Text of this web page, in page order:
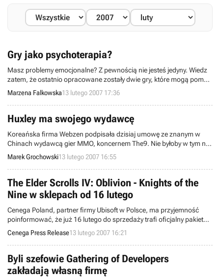
Gry jako psychoterapia?
Masz problemy emocjonalne? Z pewnością nie jesteś jedyny. Wiedz
zatem, że ostatnio opracowane zostały dwie gry, które mogą pomóc
ci w poradzeniu sobie z nimi. Niemożliwe? Głupie? Fascynujące?
Wstrzymujemy się od komentarza pozostawiając ocenę czytelnikom.
Marzena Falkowska13 lutego 2007 17:36
Huxley ma swojego wydawcę
Koreańska firma Webzen podpisała dzisiaj umowę ze znanym w
Chinach wydawcą gier MMO, koncernem The9. Nie byłoby w tym nic
dziwnego, gdyby nie fakt, że porozumienie dotyczy sieciowej
strzelanki Huxley, a podpisany kontrakt opiewa na ogromną sumę
35 mln dolarów.
Marek Grochowski13 lutego 2007 16:55
The Elder Scrolls IV: Oblivion - Knights of the
Nine w sklepach od 16 lutego
Cenega Poland, partner firmy Ubisoft w Polsce, ma przyjemność
poinformować, że już 16 lutego do sprzedaży trafi oficjalny pakiet
dodatków do bestsellerowej gry RPG - The Elder Scrolls IV: Oblivion.
Cenega Press Release13 lutego 2007 16:21
Byli szefowie Gathering of Developers
zakładają własną firmę